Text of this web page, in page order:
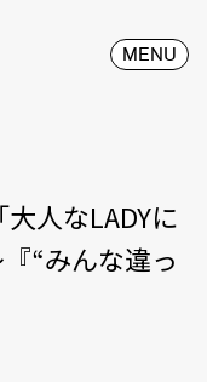
MENU
人なLADYに
“みんな違っ